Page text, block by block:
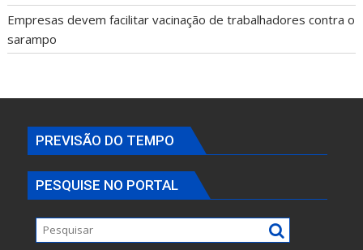
Empresas devem facilitar vacinação de trabalhadores contra o
sarampo
PREVISÃO DO TEMPO
PESQUISE NO PORTAL